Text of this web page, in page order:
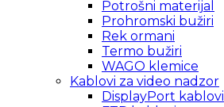
Potrošni materijal
Prohromski bužiri
Rek ormani
Termo bužiri
WAGO klemice
Kablovi za video nadzor
DisplayPort kablovi